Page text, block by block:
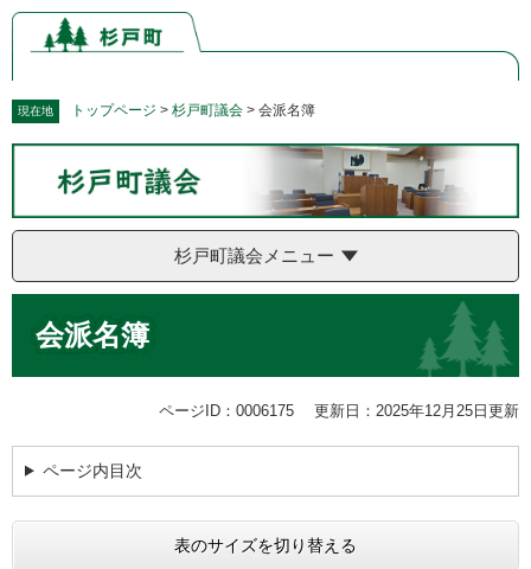
ペ
の
メ
ー
て
本
へ
現在地 トップページ > 杉戸町議会 > 会派名簿
杉戸町議会メニュー
会派名簿
ページID：0006175 更新日：2025年12月25日更新
ページ内目次
表のサイズを切り替える